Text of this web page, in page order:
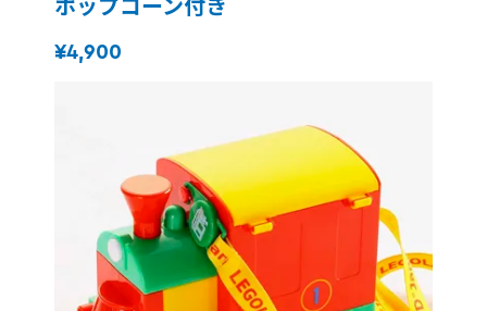
ポップコーン付き
¥4,900